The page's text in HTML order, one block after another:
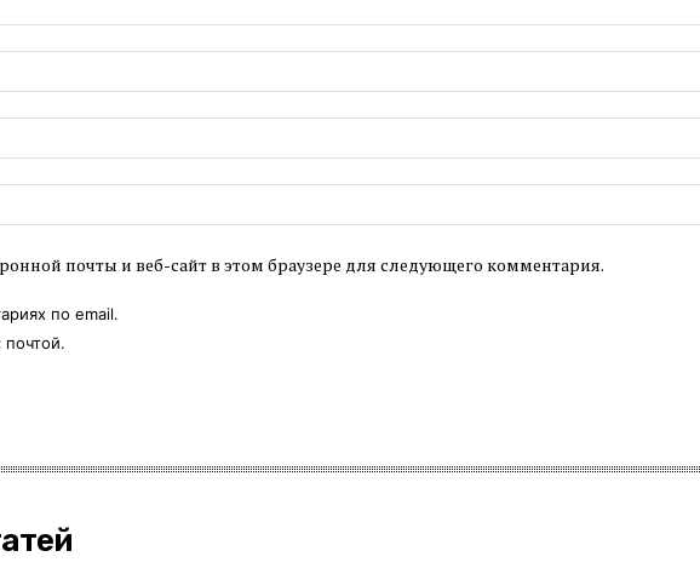
почты и веб-сайт в этом браузере для следующего комментария.
по email.